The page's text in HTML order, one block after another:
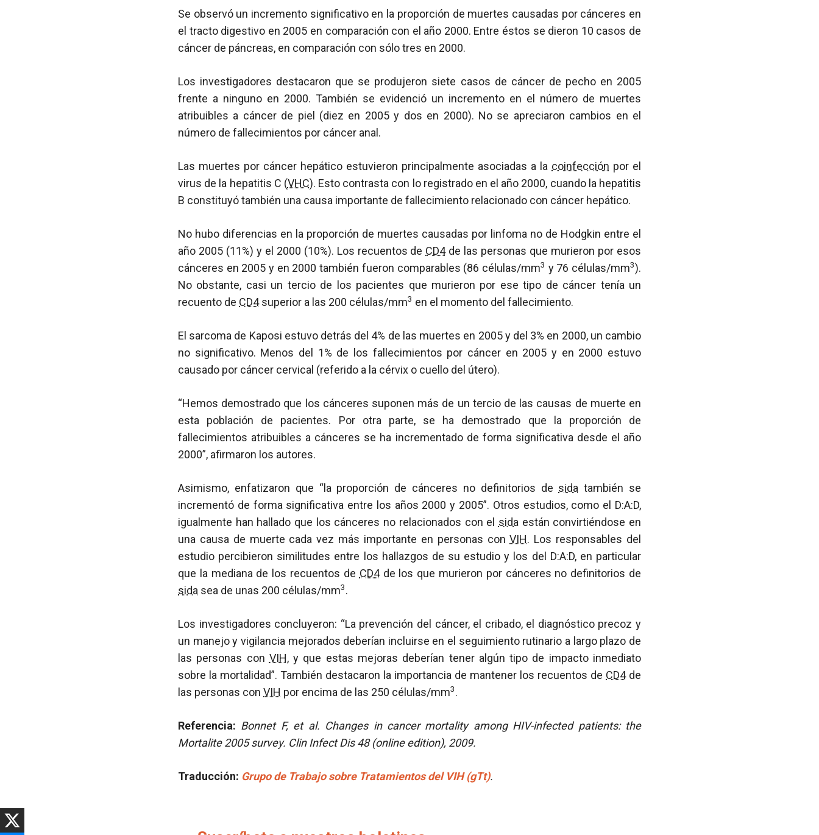
Se observó un incremento significativo en la proporción de muertes causadas por cánceres en
el tracto digestivo en 2005 en comparación con el año 2000. Entre éstos se dieron 10 casos de
cáncer de páncreas, en comparación con sólo tres en 2000.
Los investigadores destacaron que se produjeron siete casos de cáncer de pecho en 2005
frente a ninguno en 2000. También se evidenció un incremento en el número de muertes
atribuibles a cáncer de piel (diez en 2005 y dos en 2000). No se apreciaron cambios en el
número de fallecimientos por cáncer anal.
Las muertes por cáncer hepático estuvieron principalmente asociadas a la coinfección por el
virus de la hepatitis C (VHC). Esto contrasta con lo registrado en el año 2000, cuando la hepatitis
B constituyó también una causa importante de fallecimiento relacionado con cáncer hepático.
No hubo diferencias en la proporción de muertes causadas por linfoma no de Hodgkin entre el
año 2005 (11%) y el 2000 (10%). Los recuentos de CD4de las personas que murieron por esos
cánceres en 2005 y en 2000 también fueron comparables (86 células/mm3 y 76 células/mm3).
No obstante, casi un tercio de los pacientes que murieron por ese tipo de cáncer tenía un
recuento de CD4superior a las 200 células/mm3 en el momento del fallecimiento.
El sarcoma de Kaposi estuvo detrás del 4% de las muertes en 2005 y del 3% en 2000, un cambio
no significativo. Menos del 1% de los fallecimientos por cáncer en 2005 y en 2000 estuvo
causado por cáncer cervical (referido a la cérvix o cuello del útero).
“Hemos demostrado que los cánceres suponen más de un tercio de las causas de muerte en
esta población de pacientes. Por otra parte, se ha demostrado que la proporción de
fallecimientos atribuibles a cánceres se ha incrementado de forma significativa desde el año
2000”, afirmaron los autores.
Asimismo, enfatizaron que “la proporción de cánceres no definitorios de sida también se
incrementó de forma significativa entre los años 2000 y 2005”. Otros estudios, como el D:A:D,
igualmente han hallado que los cánceres no relacionados con el sida están convirtiéndose en
una causa de muerte cada vez más importante en personas conVIH. Los responsables del
estudio percibieron similitudes entre los hallazgos de su estudio y los del D:A:D, en particular
que la mediana de los recuentos de CD4de los que murieron por cánceres no definitorios de
sida sea de unas 200 células/mm3.
Los investigadores concluyeron: “La prevención del cáncer, el cribado, el diagnóstico precoz y
un manejo y vigilancia mejorados deberían incluirse en el seguimiento rutinario a largo plazo de
las personas con VIH, y que estas mejoras deberían tener algún tipo de impacto inmediato
sobre la mortalidad”. También destacaron la importancia de mantener los recuentos de CD4de
las personas con VIH por encima de las 250 células/mm3.
Referencia: Bonnet F, et al. Changes in cancer mortality among HIV-infected patients: the
Mortalite 2005 survey. Clin Infect Dis 48 (online edition), 2009.
Traducción: Grupo de Trabajo sobre Tratamientos del VIH (gTt).